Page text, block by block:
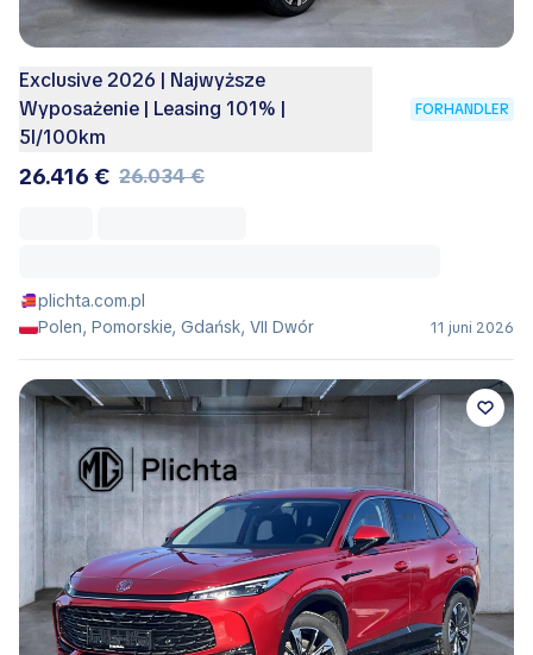
Exclusive 2026 | Najwyższe
Wyposażenie | Leasing 101% |
5l/100km
FORHANDLER
26.416 € 26.034 €
plichta.com.pl
Polen, Pomorskie, Gdańsk, VII Dwór
11 juni 2026